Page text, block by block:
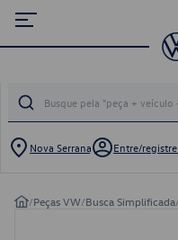
Nova Serrana Entre/
/Peças VW/Busca Simplificada/